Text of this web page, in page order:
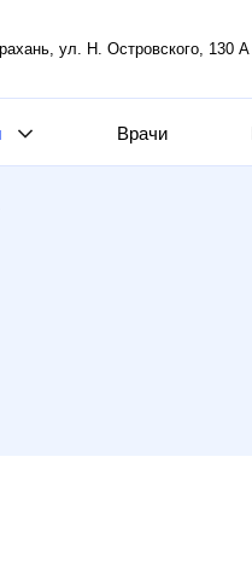
ул. Н. Островского, 130 А
Врачи